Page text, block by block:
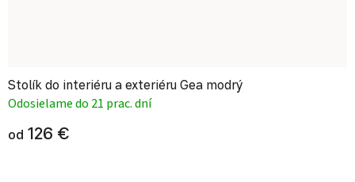
Stolík do interiéru a exteriéru Gea modrý
Odosielame do 21 prac. dní
od 126 €